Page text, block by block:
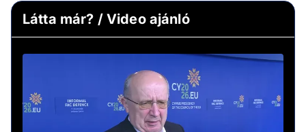
Látta már? / Video ajánló